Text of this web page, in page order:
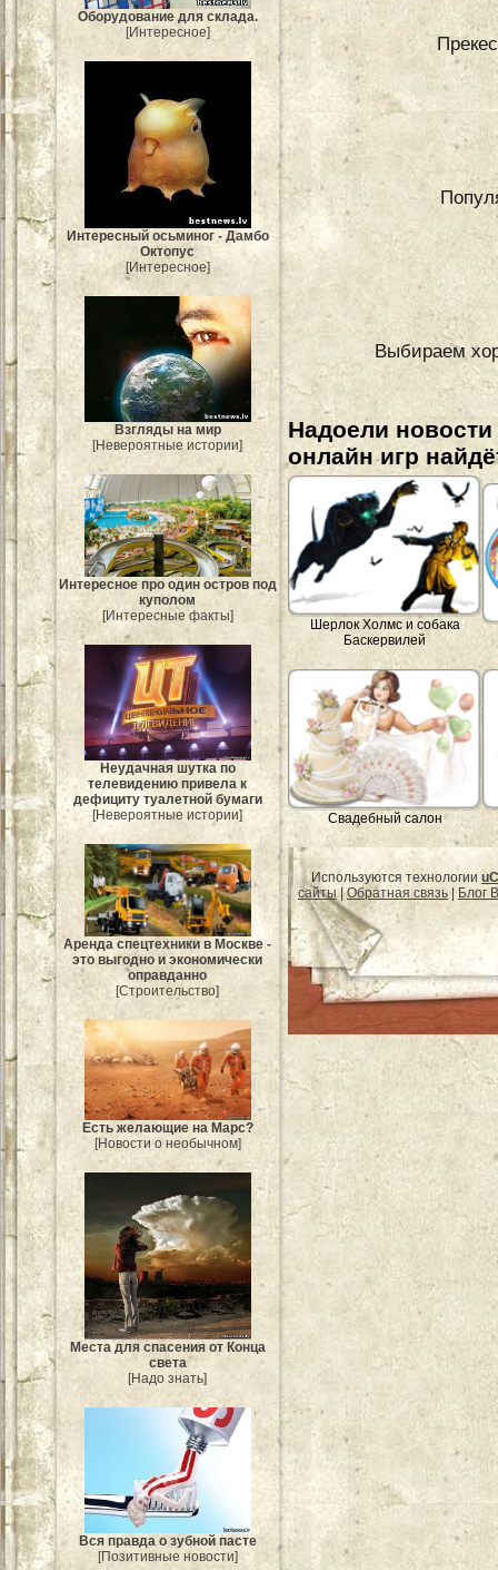
Оборудование для склада.
[Интересное]
Интересный осьминог - Дамбо
Октопус
[Интересное]
Взгляды на мир
[Невероятные истории]
Интересное про один остров под
куполом
[Интересные факты]
Неудачная шутка по
телевидению привела к
дефициту туалетной бумаги
[Невероятные истории]
Аренда спецтехники в Москве -
это выгодно и экономически
оправданно
[Строительство]
Есть желающие на Марс?
[Новости о необычном]
Места для спасения от Конца
света
[Надо знать]
Вся правда о зубной пасте
[Позитивные новости]
Выбираем
Надоели
онлайн игр
Шерлок Холмс и собака
Баскервилей
Свадебный салон
Используются технологии
сайты|Обратная связь Блог